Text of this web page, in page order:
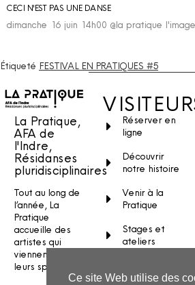
CECI N'EST PAS UNE DANSE
dimanche 16 juin 14h00 @la pratique
Étiqueté FESTIVAL EN PRATIQUES #5
La Pratique,
AFA de
l'Indre,
Résidanses
pluridisciplinaires
Tout au long de
l’année, La
Pratique
accueille des
artistes qui
viennent créer
leurs spectacles.
Réserver en
ligne
Découvrir
notre histoire
Venir à la
Pratique
Stages et
ateliers
Ce site Web utilise des